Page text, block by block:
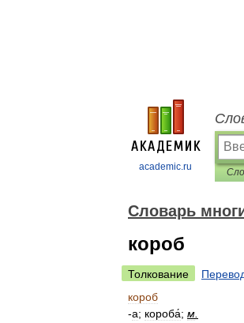
academic.ru
Словарь
короб
Толкование
короб
-а; короба́; м